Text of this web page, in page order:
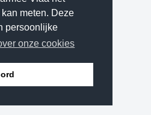
meten. Deze
persoonlijke
onze cookies